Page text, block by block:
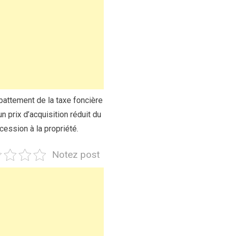
de la taxe foncière
prix d’acquisition réduit du
à la propriété.
Notez post